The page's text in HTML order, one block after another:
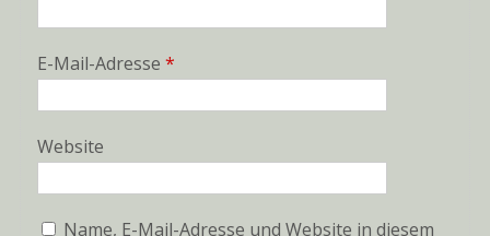
E-Mail-Adresse *
Website
Name, E-Mail-Adresse und Website in diesem